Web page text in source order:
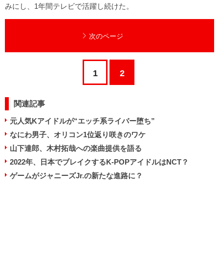
みにし、1年間テレビで活躍し続けた。
次のページ
1 2
関連記事
元人気Kアイドルが“エッチ系ライバー堕ち”
なにわ男子、オリコン1位返り咲きのワケ
山下達郎、木村拓哉への楽曲提供を語る
2022年、日本でブレイクするK-POPアイドルはNCT？
ゲームがジャニーズJr.の新たな進路に？